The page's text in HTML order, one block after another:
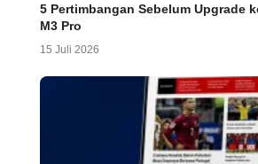
5 Pertimbangan Sebelum Upgrade
M3 Pro
15 Juli 2026